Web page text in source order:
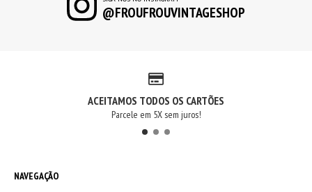
@FROUFROUVINTAGESHOP
ACEITAMOS TODOS OS CARTÕES
Parcele em 5X sem juros!
NAVEGAÇÃO